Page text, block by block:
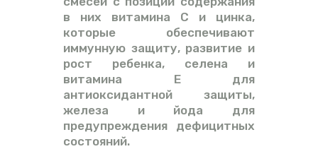
в них витамина С и цинка,
которые обеспечивают
иммунную защиту, развитие и
рост ребенка, селена и
витамина Е для
антиоксидантной защиты,
железа и йода для
предупреждения дефицитных
состояний.